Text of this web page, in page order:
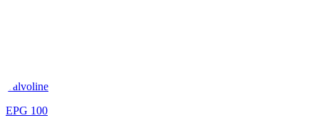
Valvoline
EPG 100